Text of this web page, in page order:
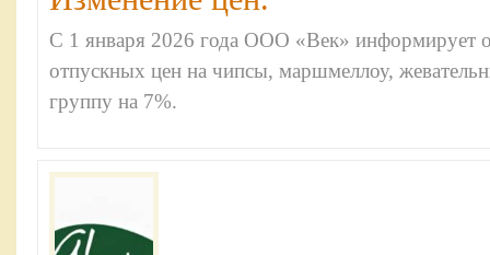
С 1 января 2026 года ООО «Век»
отпускных цен на чипсы, маршмеллоу,
группу на 7%.